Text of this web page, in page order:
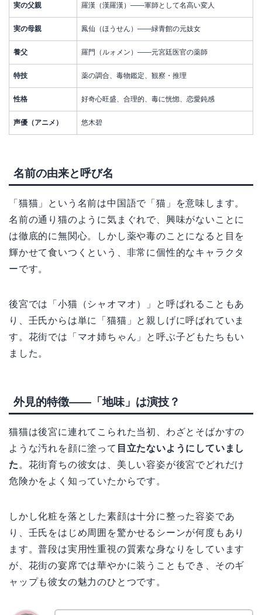
実の父親 羅漢（漢羅漢）——軍師として名高い変人
実の母親 鳳仙（ほうせん）——緑青館の元妓女
養父 羅門（ルォメン）——元宮廷医官の薬師
特技 薬の調合、毒物鑑定、観察・推理
性格 好奇心旺盛、合理的、毒に恍惚、恋愛鈍感
声優（アニメ） 悠木碧
名前の由来と呼び名
「猫猫」という名前は中国語で「猫」を意味します。
名前の通り猫のように気まぐれで、興味がないことに
は徹底的に無関心。しかし薬や毒のことになると目を
輝かせて食いつくという、非常に個性的なキャラクタ
ーです。
後宮では「小猫（シャオマオ）」と呼ばれることもあ
り、壬氏からは単に「猫猫」と親しげに呼ばれていま
す。花街では「マオ姉ちゃん」と呼ぶ子どもたちもい
ました。
外見的特徴——「地味」は演技？
猫猫は後宮に連れてこられた当初、わざとそばかすの
ような汚れを顔に塗って 目立たないようにしていまし
た 。花街育ちの彼女は、美しい容姿が後宮でどれだけ
危険かをよく知っていたからです。
しかし化粧を落とした素顔は十分に整った容姿であ
り、壬氏をはじめ周囲を驚かせるシーンが何度もあり
ます。普段は実用性重視の質素な身なりをしています
が、花街の宴席では華やかに装うこともでき、そのギ
ャップも彼女の魅力のひとつです。